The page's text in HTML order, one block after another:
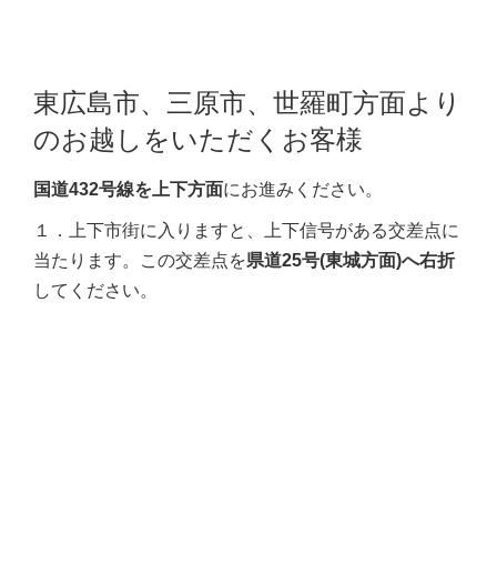
東広島市、三原市、世羅町方面より
のお越しをいただくお客様
国道432号線を上下方面にお進みください。
１．上下市街に入りますと、上下信号がある交差点に
当たります。この交差点を県道25号(東城方面)へ右折
してください。